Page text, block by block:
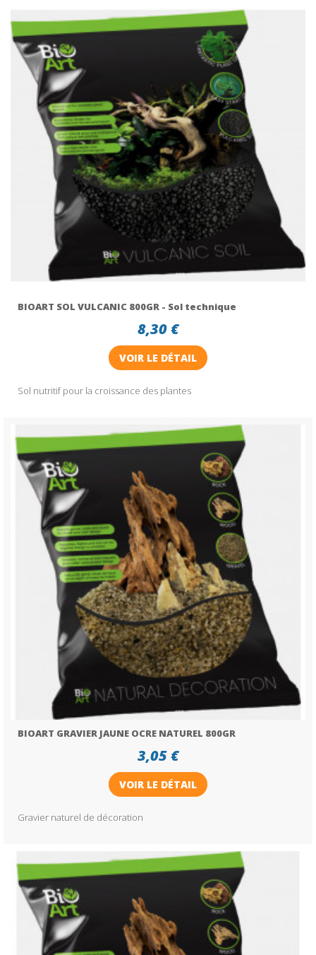
BIOART SOL VULCANIC 800GR - Sol technique
8,30 €
VOIR LE DÉTAIL
Sol nutritif pour la croissance des plantes
BIOART GRAVIER JAUNE OCRE NATUREL 800GR
3,05 €
VOIR LE DÉTAIL
Gravier naturel de décoration